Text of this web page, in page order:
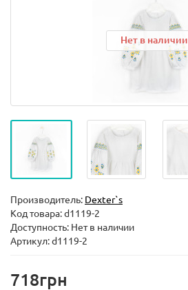
Нет в наличии
Производитель: Dexter`s
Код товара:d1119-2
Доступность: Нет в наличии
Артикул: d1119-2
718грн